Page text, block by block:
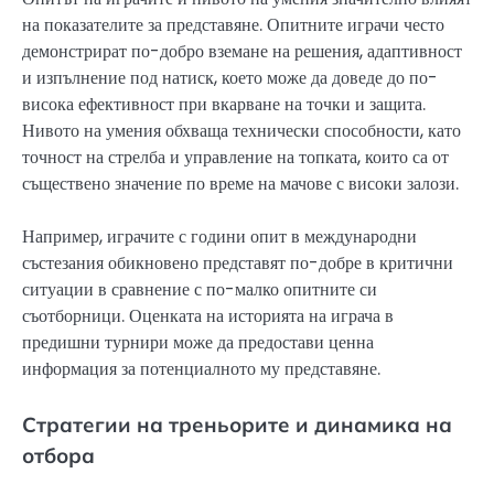
на показателите за представяне. Опитните играчи често
демонстрират по-добро вземане на решения, адаптивност
и изпълнение под натиск, което може да доведе до по-
висока ефективност при вкарване на точки и защита.
Нивото на умения обхваща технически способности, като
точност на стрелба и управление на топката, които са от
съществено значение по време на мачове с високи залози.
Например, играчите с години опит в международни
състезания обикновено представят по-добре в критични
ситуации в сравнение с по-малко опитните си
съотборници. Оценката на историята на играча в
предишни турнири може да предостави ценна
информация за потенциалното му представяне.
Стратегии на треньорите и динамика на
отбора